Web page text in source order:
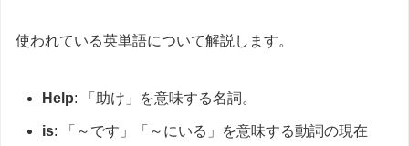
使われている英単語について解説します。
Help: 「助け」を意味する名詞。
is: 「～です」「～にいる」を意味する動詞の現在